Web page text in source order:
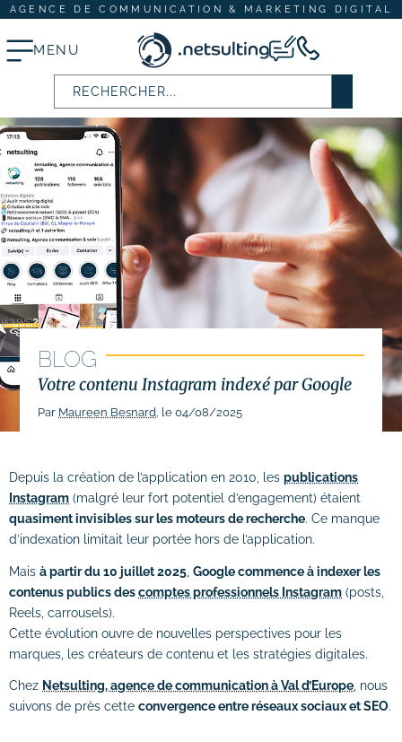
AGENCE DE COMMUNICATION & MARKETING DIGITAL
Stratégie digitale
# Audit SEO & marketing digital
# Plan d’actions webmarketing
Création et refonte de site internet
# Création de site vitrine
# Création de site e-commerce
# Site internet TPE & PME
Acquisition & fidélisation
# Référencement naturel (SEO)
# Référencement payant (SEA)
# Community management (SMO)
# Publicité réseaux sociaux (SMA)
# Emailing
MENU
BLOG
Votre contenu Instagram indexé par Google
Par Maureen Besnard, le 04/08/2025
Depuis la création de l’application en 2010, les publications
Instagram (malgré leur fort potentiel d’engagement) étaient
quasiment invisibles sur les moteurs de recherche. Ce manque
d’indexation limitait leur portée hors de l’application.
Mais à partir du 10 juillet 2025 Google commence à indexer les
contenus publics descomptes professionnels Instagram (posts,
Reels, carrousels).
Cette évolution ouvre de nouvelles perspectives pour les
marques, les créateurs de contenu et les stratégies digitales.
Chez Netsulting, agence de communication à Val d’Europe , nous
suivons de près cette convergence entre réseaux sociaux et SEO.